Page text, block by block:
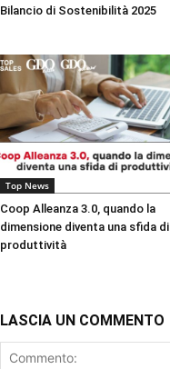
Bilancio di Sostenibilità 2025
Top News
Coop Alleanza 3.0, quando la
dimensione diventa una sfida di
produttività
LASCIA UN COMMENTO